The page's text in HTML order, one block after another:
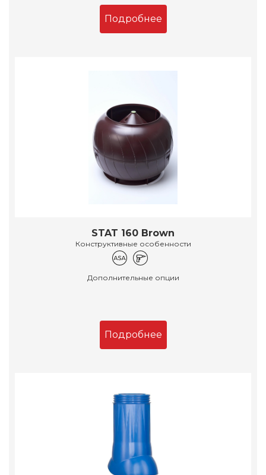
Подробнее
STAT 160 Brown
Конструктивные особенности
Дополнительные опции
Подробнее